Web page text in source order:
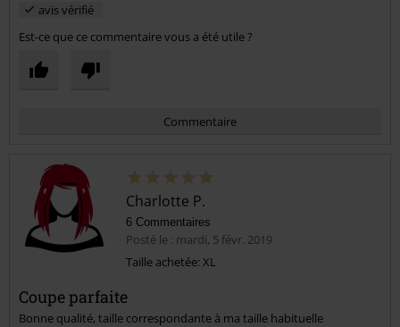
avis vérifié
Est-ce que ce commentaire vous a été utile ?
Commentaire
Envoyer le commentaire
Charlotte P.
6 Commentaires
Posté le : mardi, 5 févr. 2019
Taille achetée: XL
Coupe parfaite
Bonne qualité, taille correspondante à ma taille habituelle